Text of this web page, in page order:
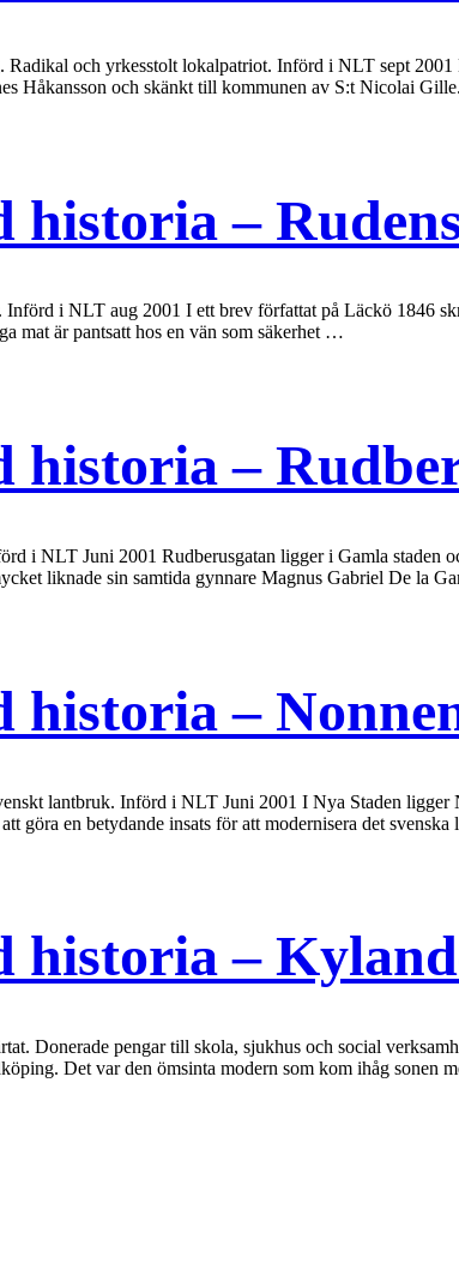
och yrkesstolt lokalpatriot. Införd i NLT sept
Håkansson och skänkt till kommunen av S:t Nicolai
historia –
i NLT aug 2001 I ett brev författat på Läckö 1846
mat är pantsatt hos en vän som säkerhet …
historia –
i NLT Juni 2001 Rudberusgatan ligger i Gamla
liknade sin samtida gynnare Magnus Gabriel De la
historia –
lantbruk. Införd i NLT Juni 2001 I Nya Staden
göra en betydande insats för att modernisera det
historia –
Donerade pengar till skola, sjukhus och social
Det var den ömsinta modern som kom ihåg sonen